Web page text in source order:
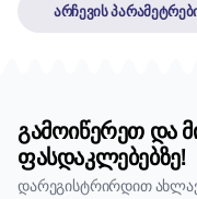
არჩევის
გამოიწერეთ და
ფასდაკლებებზე!
დარეგისტრირდით